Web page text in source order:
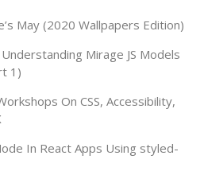
May (2020 Wallpapers Edition)
Mirage JS Models
1)
On CSS, Accessibility,
In React Apps Using styled-